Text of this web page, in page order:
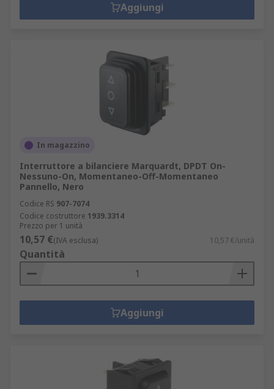
Aggiungi
In magazzino
Interruttore a bilanciere Marquardt, DPDT On-
Nessuno-On, Momentaneo-Off-Momentaneo
Pannello, Nero
Codice RS 907-7074
Codice costruttore 1939.3314
Prezzo per 1 unità
10,57 €(IVA esclusa) 10,57 €/unità
Quantità
Aggiungi